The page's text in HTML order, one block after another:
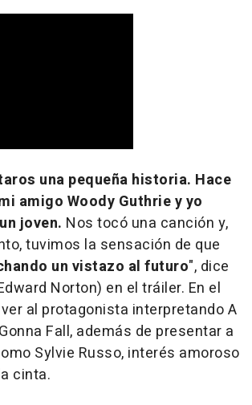
una pequeña historia. Hace
amigo Woody Guthrie y yo
joven. Nos tocó una canción y,
tuvimos la sensación de que
un vistazo al futuro", dice
Norton) en el tráiler. En el
al protagonista interpretando A
Fall, además de presentar a
Sylvie Russo, interés amoroso
cinta.